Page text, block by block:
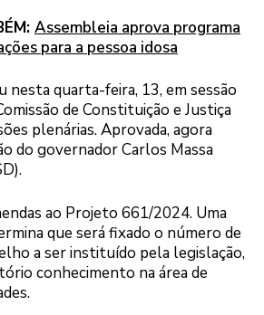
Assembleia aprova programa
para a pessoa idosa
quarta-feira, 13, em sessão
de Constituição e Justiça
plenárias. Aprovada, agora
do governador Carlos Massa
ao Projeto 661/2024. Uma
que será fixado o número de
a ser instituído pela legislação,
conhecimento na área de